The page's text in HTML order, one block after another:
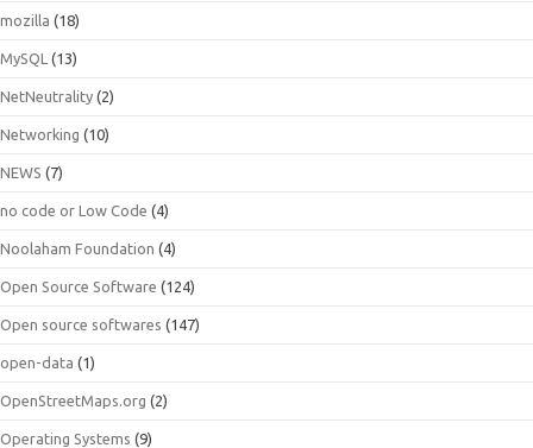
mozilla (18)
MySQL (13)
NetNeutrality (2)
Networking (10)
NEWS (7)
no code or Low Code (4)
Noolaham Foundation (4)
Open Source Software (124)
Open source softwares (147)
open-data (1)
OpenStreetMaps.org (2)
Operating Systems (9)